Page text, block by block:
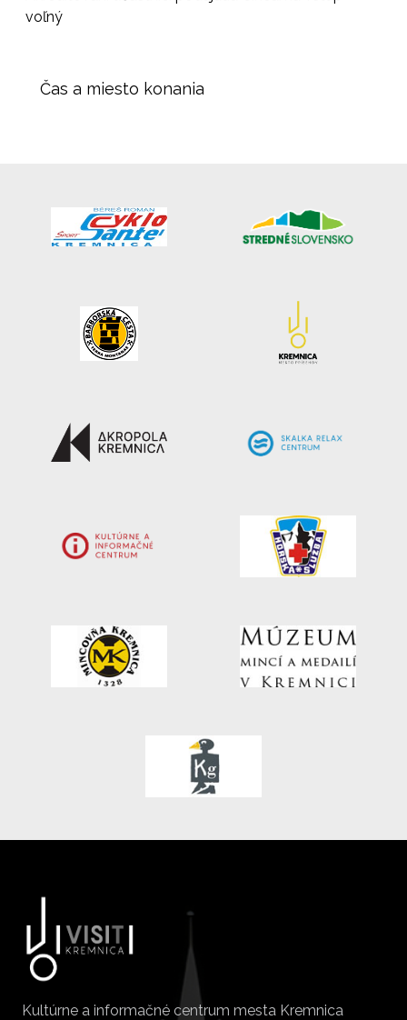
voľný
Čas a miesto konania
Kultúrne a informačné centrum mesta Kremnica